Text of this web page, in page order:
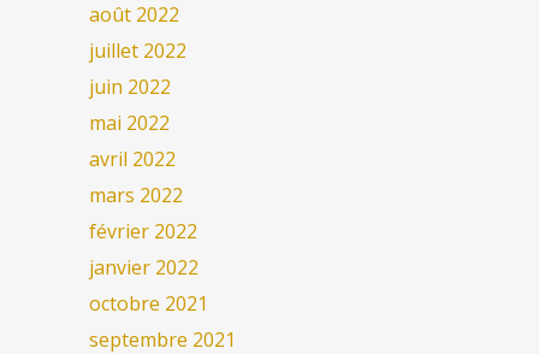
août 2022
juillet 2022
juin 2022
mai 2022
avril 2022
mars 2022
février 2022
janvier 2022
octobre 2021
septembre 2021